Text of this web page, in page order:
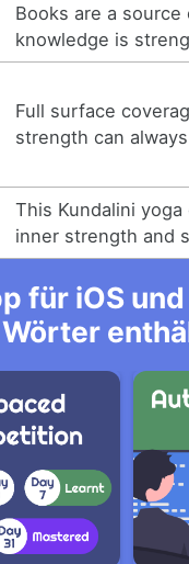
Books are a
knowledge is
Full surface
strength can
This Kundalini
inner strength and
für iOS